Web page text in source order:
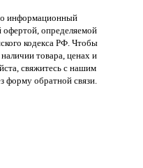
информационный
офертой, определяемой
кодекса РФ. Чтобы
товара, ценах и
свяжитесь с нашим
форму обратной связи.